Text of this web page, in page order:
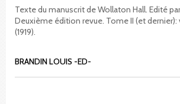
Texte du manuscrit de Wollaton Hall. Edité
Deuxième édition revue. Tome II (et dernier):
(1919).
BRANDIN LOUIS -ED-